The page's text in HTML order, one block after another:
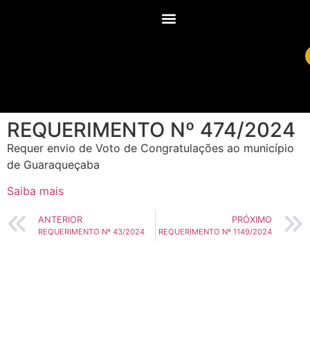
REQUERIMENTO Nº 474/2024
Requer envio de Voto de Congratulações ao município
de Guaraqueçaba
Saiba mais
ANTERIOR
REQUERIMENTO Nº 43/2024
PRÓXIMO
REQUERIMENTO Nº 1149/2024